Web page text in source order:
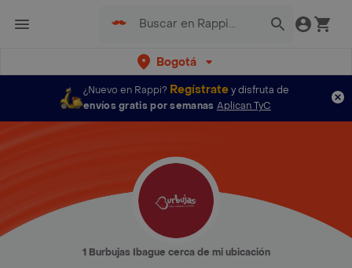
Bogotá
¿Nuevo en Rappi? Regístratey disfruta de
envíos gratis por semanas Aplican TyC
1 Burbujas Ibague cerca de mi ubicación